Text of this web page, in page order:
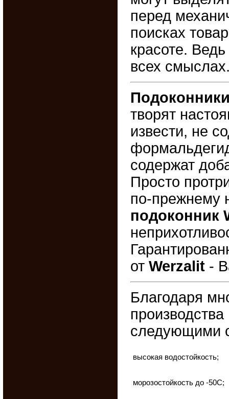
перед
поисках
красоте.
всех
творят
извести, не
содержат
Просто
по-прежнему
подоконник
от Werzalit -
Благодаря
производства
следующими
высокая водостойкость;
морозостойкость до -50С;